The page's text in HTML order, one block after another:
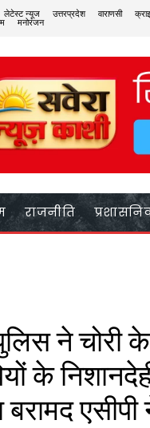
लेटेस्ट न्यूज उत्तरप्रदेश वाराणसी
मनोरंजन
राजनीति
ने चोरी
के